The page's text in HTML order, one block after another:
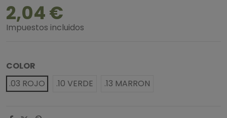
2,04 €
Impuestos incluidos
COLOR
.03 ROJO
.10 VERDE .13 MARRON